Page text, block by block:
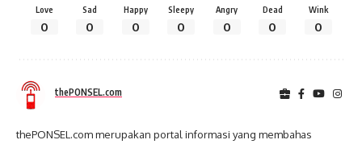
Love
0
Sad
0
Happy
0
Sleepy
0
Angry
0
Dead
0
Wink
0
thePONSEL.com
thePONSEL.com merupakan portal informasi yang membahas